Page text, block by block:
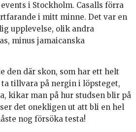
i Stockholm. Casalls förra
i mitt minne. Det var en
upplevelse, olik andra
minus jamaicanska
den där skon, som har ett helt
tillvara på nergin i löpsteget,
kikar man på hur studsen blir på
det onekligen ut att bli en hel
nog försöka testa!